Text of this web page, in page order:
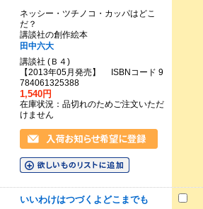
ネッシー・ツチノコ・カッパはどこ
だ？
講談社の創作絵本
田中六大
講談社 (Ｂ４)
【2013年05月発売】 ISBNコード 9
784061325388
1,540円
在庫状況：品切れのためご注文いただ
けません
いいわけはつづくよどこまでも